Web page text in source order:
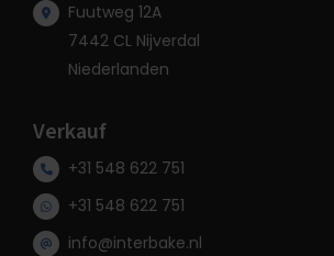
Fuutweg 12A
7442 CL Nijverdal
Niederlanden
Verkauf
+31 548 622 751
+31 548 622 751
info@interbake.nl